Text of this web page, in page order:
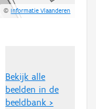
©Informatie Vlaanderen
Bekijk alle
beelden in de
beeldbank >